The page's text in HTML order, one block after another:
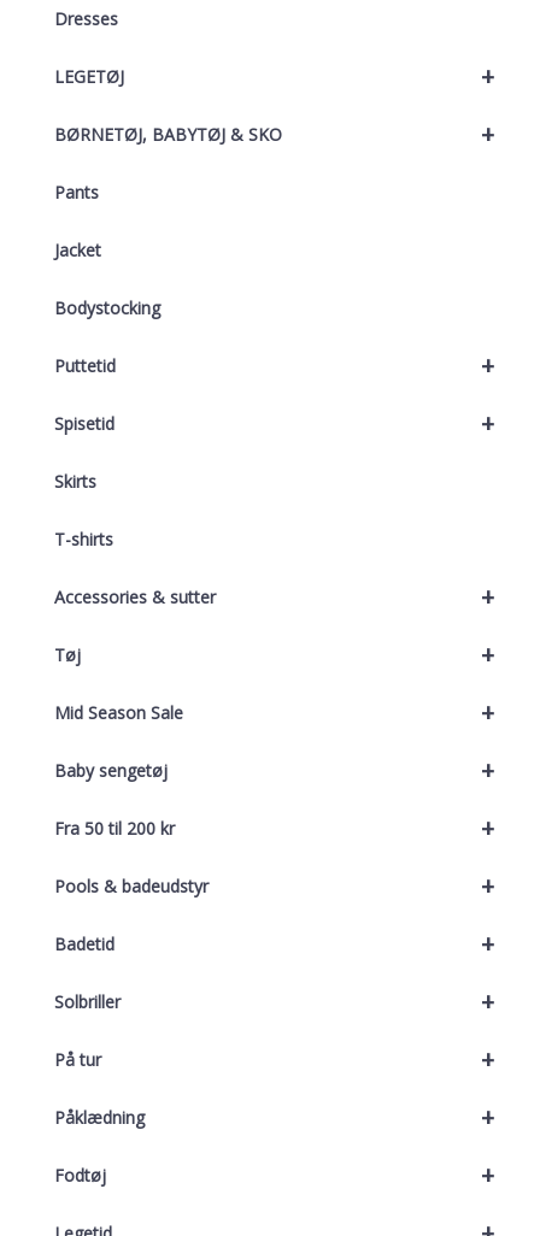
Dresses
+
LEGETØJ
+
BØRNETØJ, BABYTØJ & SKO
Pants
Jacket
Bodystocking
+
Puttetid
+
Spisetid
Skirts
T-shirts
+
Accessories & sutter
+
Tøj
+
Mid Season Sale
+
Baby sengetøj
+
Fra 50 til 200 kr
+
Pools & badeudstyr
+
Badetid
+
Solbriller
+
På tur
+
Påklædning
+
Fodtøj